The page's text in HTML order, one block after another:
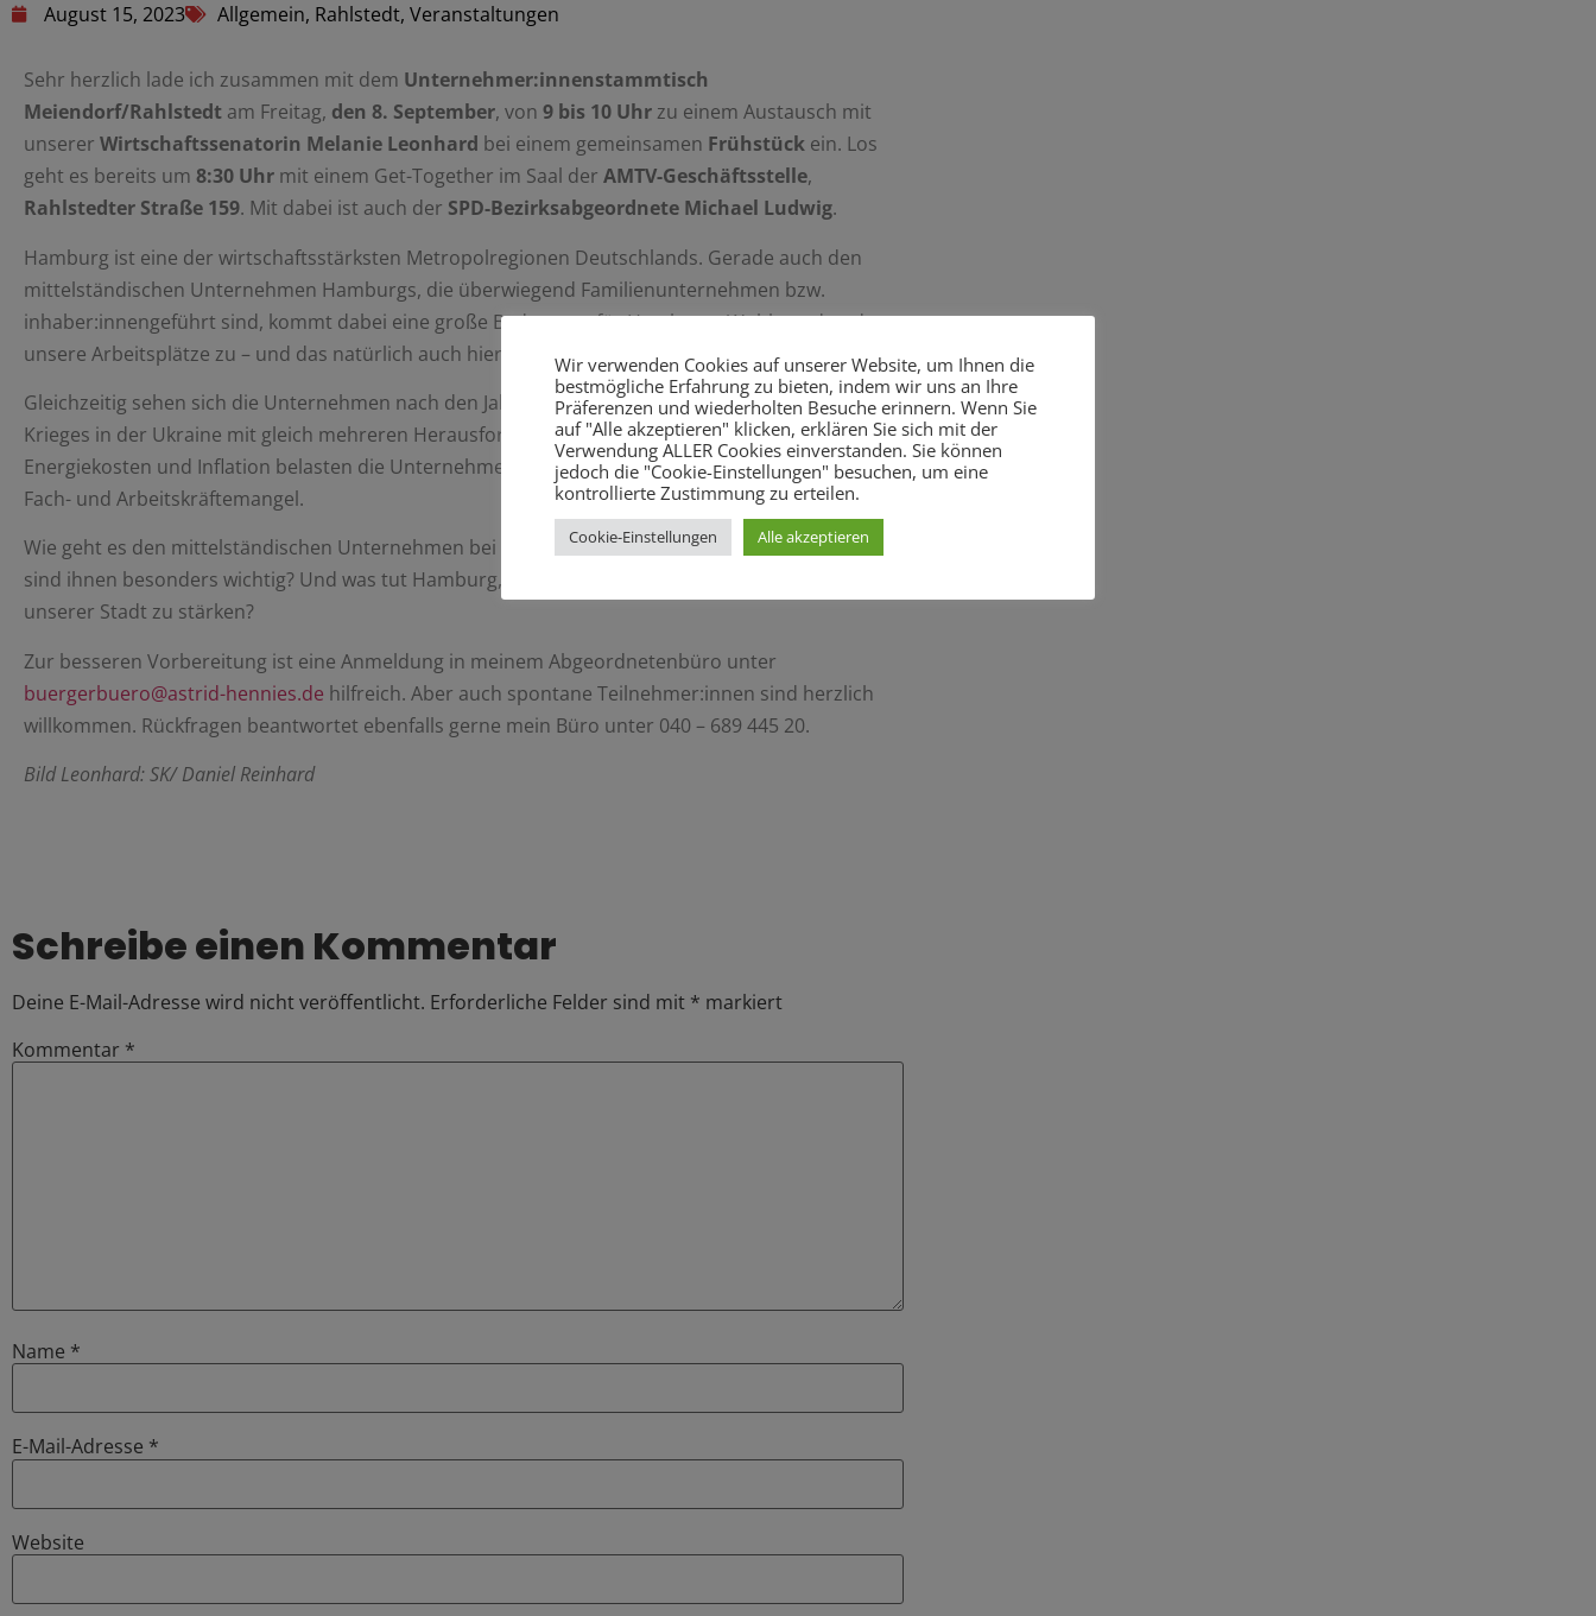
August 15, 2023 Allgemein, Rahlstedt, Veranstaltungen
Sehr herzlich lade ich zusammen mit dem Unternehmer:innenstammtisch
Meiendorf/Rahlstedt am Freitag, den 8. September, von 9 bis 10 Uhrzu einem Austausch mit
unserer Wirtschaftssenatorin Melanie Leonhard bei einem gemeinsamen Frühstück ein. Los
geht es bereits um 8:30 Uhr mit einem Get-Together im Saal der AMTV-Geschäftsstelle,
Rahlstedter Straße 159. Mit dabei ist auch der SPD-Bezirksabgeordnete Michael Ludwig.
Hamburg ist eine der wirtschaftsstärksten Metropolregionen Deutschlands. Gerade auch den
mittelständischen Unternehmen Hamburgs, die überwiegend Familienunternehmen bzw.
inhaber:innengeführt sind, kommt dabei eine große Bedeutung für Hamburgs Wohlstand und
unsere Arbeitsplätze zu – und das natürlich auch hier bei uns im Stadtteil.
Gleichzeitig sehen sich die Unternehmen nach den Jahren der Pandemie und angesichts des
Krieges in der Ukraine mit gleich mehreren Herausforderungen konfrontiert: Hohe
Energiekosten und Inflation belasten die Unternehmen. Zudem herrscht in einigen Branchen ein
Fach- und Arbeitskräftemangel.
Wie geht es den mittelständischen Unternehmen bei uns im Stadtteil aktuell? Welche Themen
sind ihnen besonders wichtig? Und was tut Hamburg, um die mittelständische Wirtschaft in
unserer Stadt zu stärken?
Zur besseren Vorbereitung ist eine Anmeldung in meinem Abgeordnetenbüro unter
buergerbuero@astrid-hennies.de hilfreich. Aber auch spontane Teilnehmer:innen sind herzlich
willkommen. Rückfragen beantwortet ebenfalls gerne mein Büro unter 040 – 689 445 20.
Bild Leonhard: SK/ Daniel Reinhard
Schreibe einen Kommentar
Deine E-Mail-Adresse wird nicht veröffentlicht. Erforderliche Felder sind mit * markiert
Kommentar *
Name *
E-Mail-Adresse *
Website
Wir verwenden Cookies auf unserer Website, um Ihnen die
bestmögliche Erfahrung zu bieten, indem wir uns an Ihre
Präferenzen und wiederholten Besuche erinnern. Wenn Sie
auf "Alle akzeptieren" klicken, erklären Sie sich mit der
Verwendung ALLER Cookies einverstanden. Sie können
jedoch die "Cookie-Einstellungen" besuchen, um eine
kontrollierte Zustimmung zu erteilen.
Cookie-Einstellungen Alle akzeptieren